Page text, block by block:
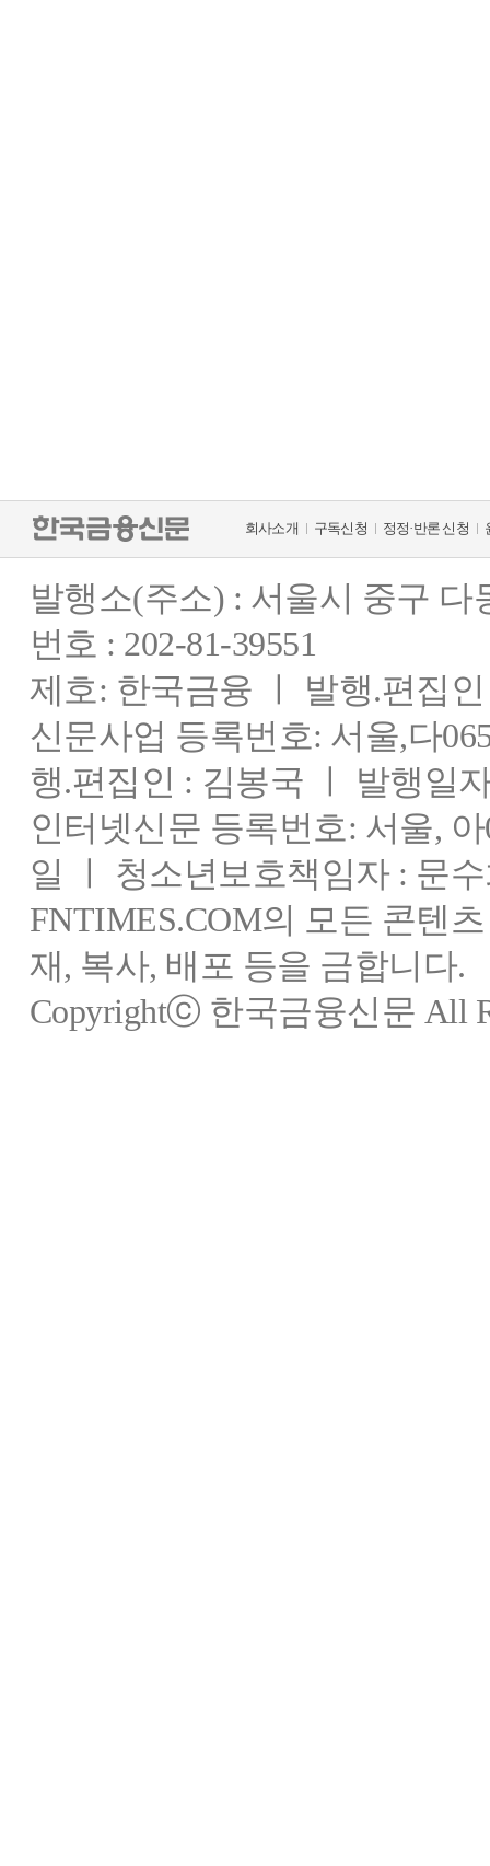
회사소개 구독신청 정정·반론 신청
발행소(주소) : 서울시 중구
번호 : 202-81-39551
제호: 한국금융 ㅣ 발행.편집
신문사업 등록번호: 서울,다
행.편집인 : 김봉국 ㅣ 발행일
인터넷신문 등록번호: 서울,
일 ㅣ 청소년보호책임자 : 문
FNTIMES.COM의 모든 콘텐
재, 복사, 배포 등을 금합니다.
Copyrightⓒ 한국금융신문 All